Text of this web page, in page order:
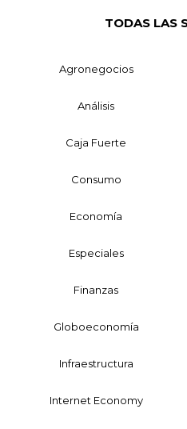
TODAS LAS
Agronegocios
Análisis
Caja Fuerte
Consumo
Economía
Especiales
Finanzas
Globoeconomía
Infraestructura
Internet Economy